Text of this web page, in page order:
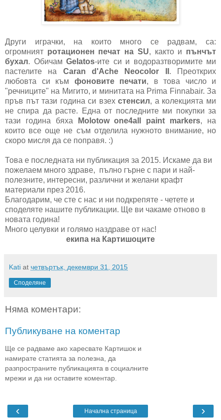
Други играчки, на които много се радвам, са:
огромният ротационен печат на SU, както и пънчът
бухал. Обичам Gelatos-ите си и водоразтворимите ми
пастелите на Caran d'Ache Neocolor II . Преоткрих
любовта си към фоновите печати, в това число и
"речниците" на Мигито, и минитата на Prima Finnabair. За
пръв път тази година си взехстенсил, а колекцията ми
не спира да расте. Една от последните ми покупки за
тази година бяха
Molotow one4all paint markers, на
които все още не съм отделила нужното внимание, но
скоро мисля да се поправя. :)
Това е последната ни публикация за 2015. Искаме да ви
пожелаем много здраве, пълно гърне с пари и най-
полезните, интересни, различни и желани крафт
материали през 2016.
Благодарим, че сте с нас и ни подкрепяте - четете и
споделяте нашите публикации. Ще ви чакаме отново в
новата година!
Много целувки и голямо наздраве от нас!
екипа на Картишоците
Kati at четвъртък, декември 31, 2015
Споделяне
Няма коментари:
Публикуване на коментар
Ще се радваме ако харесвате Картишок и
намирате статията за полезна, да
разпространите публикацията в социалните
мрежи и да ни оставите коментар.
‹ ›
Начална страница